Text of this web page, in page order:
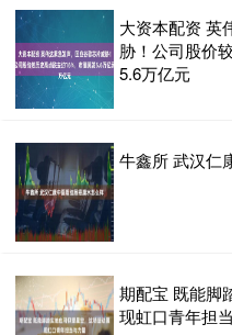
大资本配资 英
胁！公司股价
5.6万亿元
牛鑫所 武汉仁
期配宝 既能脚
现虹口青年担